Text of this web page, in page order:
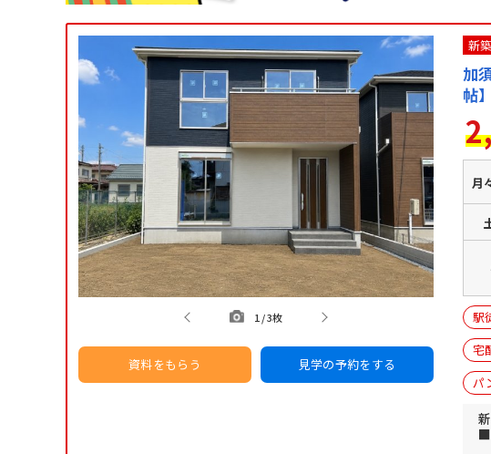
1 /3枚
資料をもらう 見学の予約をする
新
加
帖】
月
駅
宅
パ